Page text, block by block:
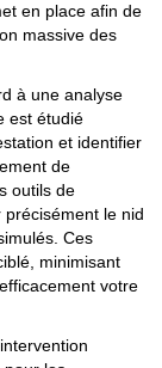
en place afin de
massive des
à une analyse
est étudié
et identifier
de
outils de
le nid
Ces
minimisant
votre